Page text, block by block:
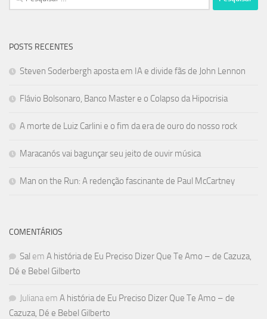
por:
POSTS RECENTES
Steven Soderbergh aposta em IA e divide fãs de John Lennon
Flávio Bolsonaro, Banco Master e o Colapso da Hipocrisia
A morte de Luiz Carlini e o fim da era de ouro do nosso rock
Maracanós vai bagunçar seu jeito de ouvir música
Man on the Run: A redenção fascinante de Paul McCartney
COMENTÁRIOS
Sal em A história de Eu Preciso Dizer Que Te Amo – de Cazuza,
Dé e Bebel Gilberto
Juliana em A história de Eu Preciso Dizer Que Te Amo – de
Cazuza, Dé e Bebel Gilberto